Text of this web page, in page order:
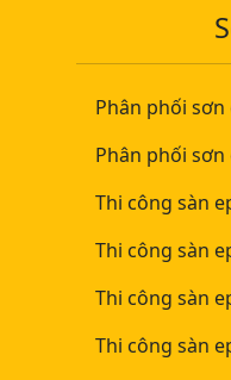
Phân phối
Phân phối
Thi công sàn
Thi công sàn
Thi công sàn
Thi công sàn